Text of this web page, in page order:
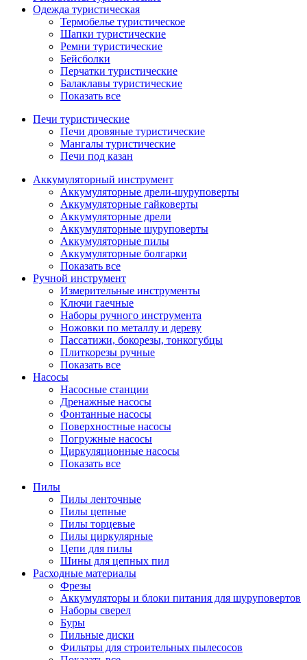
Одежда туристическая
Термобелье туристическое
Шапки туристические
Ремни туристические
Бейсболки
Перчатки туристические
Балаклавы туристические
Показать все
Печи туристические
Печи дровяные туристические
Мангалы туристические
Печи под казан
Аккумуляторный инструмент
Аккумуляторные дрели-шуруповерты
Аккумуляторные гайковерты
Аккумуляторные дрели
Аккумуляторные шуруповерты
Аккумуляторные пилы
Аккумуляторные болгарки
Показать все
Ручной инструмент
Измерительные инструменты
Ключи гаечные
Наборы ручного инструмента
Ножовки по металлу и дереву
Пассатижи, бокорезы, тонкогубцы
Плиткорезы ручные
Показать все
Насосы
Насосные станции
Дренажные насосы
Фонтанные насосы
Поверхностные насосы
Погружные насосы
Циркуляционные насосы
Показать все
Пилы
Пилы ленточные
Пилы цепные
Пилы торцевые
Пилы циркулярные
Цепи для пилы
Шины для цепных пил
Расходные материалы
Фрезы
Аккумуляторы и блоки питания для шуруповертов
Наборы сверел
Буры
Пильные диски
Фильтры для строительных пылесосов